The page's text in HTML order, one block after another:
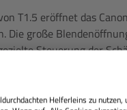
T1.5 eröffnet das
Die große
Steuerung der
abheben und
oder
gezielt auf
Helferleins zu nutzen,